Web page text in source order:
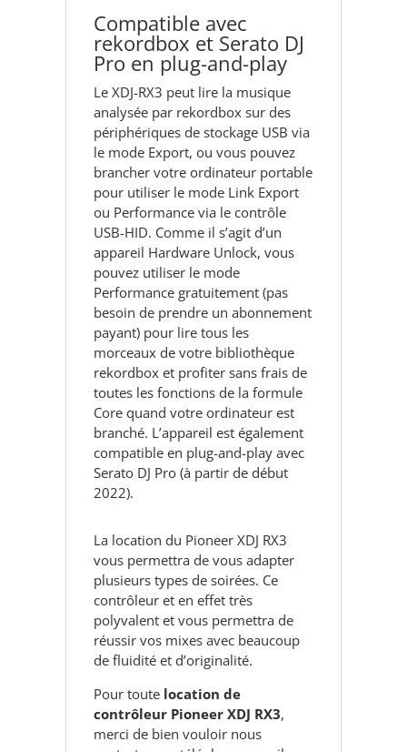
Compatible avec
rekordbox et Serato DJ
Pro en plug-and-play
Le XDJ-RX3 peut lire la musique
analysée par rekordbox sur des
périphériques de stockage USB via
le mode Export, ou vous pouvez
brancher votre ordinateur portable
pour utiliser le mode Link Export
ou Performance via le contrôle
USB-HID. Comme il s’agit d’un
appareil Hardware Unlock, vous
pouvez utiliser le mode
Performance gratuitement (pas
besoin de prendre un abonnement
payant) pour lire tous les
morceaux de votre bibliothèque
rekordbox et profiter sans frais de
toutes les fonctions de la formule
Core quand votre ordinateur est
branché. L’appareil est également
compatible en plug-and-play avec
Serato DJ Pro (à partir de début
2022).
La location du Pioneer XDJ RX3
vous permettra de vous adapter
plusieurs types de soirées. Ce
contrôleur et en effet très
polyvalent et vous permettra de
réussir vos mixes avec beaucoup
de fluidité et d’originalité.
Pour toute location de
contrôleur Pioneer XDJ RX3,
merci de bien vouloir nous